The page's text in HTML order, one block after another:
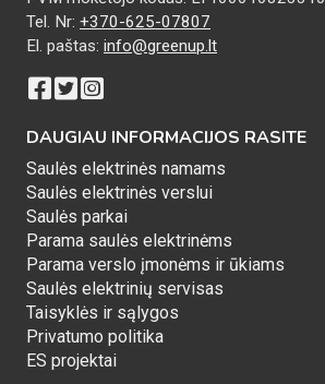
Tel. Nr: +370-625-07807
El. paštas: info@greenup.lt
DAUGIAU INFORMACIJOS RASITE
Saulės elektrinės namams
Saulės elektrinės verslui
Saulės parkai
Parama saulės elektrinėms
Parama verslo įmonėms ir ūkiams
Saulės elektrinių servisas
Taisyklės ir sąlygos
Privatumo politika
ES projektai